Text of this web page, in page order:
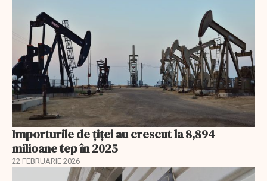
Importurile de țiței au crescut la 8,894
milioane tep în 2025
22 FEBRUARIE 2026